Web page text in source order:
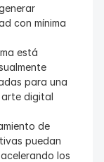
con mínima
está
para una
arte digital
de
puedan
los